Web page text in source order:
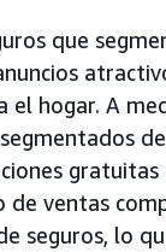
que
hogar. A
de ventas
seguros, lo